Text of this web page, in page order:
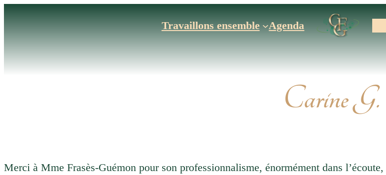
Aller
au
contenu
Travaillons ensemble Agenda
Carine G.
Merci à Mme Frasès-Guémon pour son professionnalisme, énormément dans